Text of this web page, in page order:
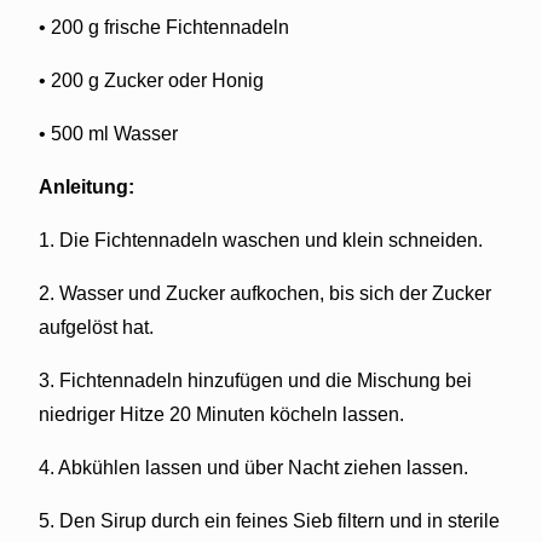
• 200 g frische Fichtennadeln
• 200 g Zucker oder Honig
• 500 ml Wasser
Anleitung:
1. Die Fichtennadeln waschen und klein schneiden.
2. Wasser und Zucker aufkochen, bis sich der Zucker
aufgelöst hat.
3. Fichtennadeln hinzufügen und die Mischung bei
niedriger Hitze 20 Minuten köcheln lassen.
4. Abkühlen lassen und über Nacht ziehen lassen.
5. Den Sirup durch ein feines Sieb filtern und in sterile